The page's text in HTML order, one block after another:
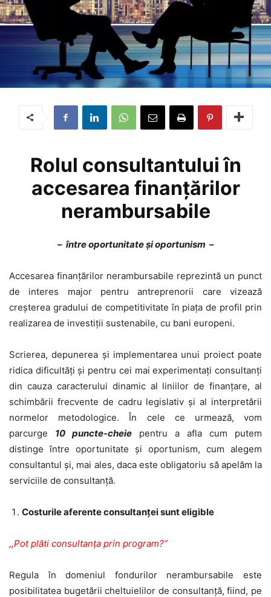
Rolul consultantului în
accesarea finanțărilor
nerambursabile
– între oportunitate și oportunism –
Accesarea finanțărilor nerambursabile reprezintă un punct
de interes major pentru antreprenorii care vizează
creșterea gradului de competitivitate în piața de profil prin
realizarea de investiții sustenabile, cu bani europeni.
Scrierea, depunerea și implementarea unui proiect poate
ridica dificultăți și pentru cei mai experimentați consultanți
din cauza caracterului dinamic al liniilor de finanțare, al
schimbării frecvente de cadru legislativ și al interpretării
normelor metodologice. În cele ce urmează, vom
parcurge 10 puncte-cheie pentru a afla cum putem
distinge între oportunitate și oportunism, cum alegem
consultantul și, mai ales, daca este obligatoriu să apelăm la
serviciile de consultanță.
Costurile aferente consultanței sunt eligible
,,Pot plăti consultanța prin program?”
Regula în domeniul fondurilor nerambursabile este
posibilitatea bugetării cheltuielilor de consultanță, fiind, pe